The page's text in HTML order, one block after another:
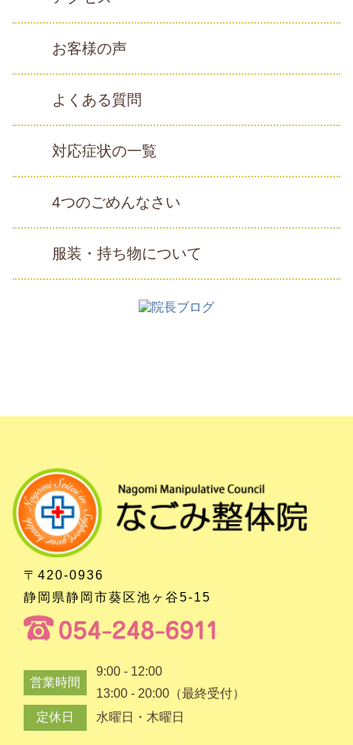
お客様の声
よくある質問
対応症状の一覧
4つのごめんなさい
服装・持ち物について
〒420-0936
静岡県静岡市葵区池ヶ谷5-15
営業時間
9:00 - 12:00
13:00 - 20:00（最終受付）
定休日
水曜日・木曜日